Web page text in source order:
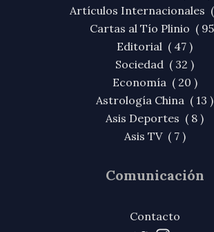
Artículos Internacionales (
Cartas al Tío Plinio (
Editorial ( 47 )
Sociedad ( 32 )
Economía ( 20 )
Astrología China ( 13 )
Asis Deportes ( 8 )
Asis TV ( 7 )
Comunicación
Contacto